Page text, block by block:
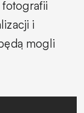
fotografii
i
mogli